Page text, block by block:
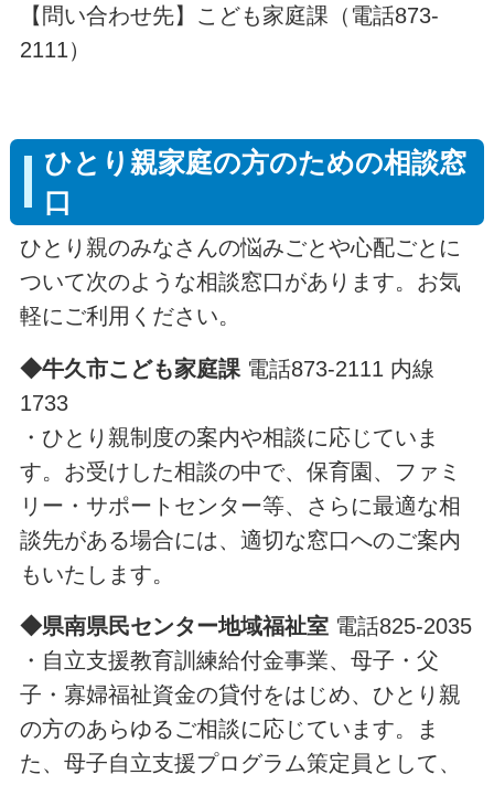
【問い合わせ先】こども家庭課（電話873-
2111）
ひとり親家庭の方のための相談窓
口
ひとり親のみなさんの悩みごとや心配ごとに
ついて次のような相談窓口があります。お気
軽にご利用ください。
◆牛久市こども家庭課 電話873-2111 内線
1733
・ひとり親制度の案内や相談に応じていま
す。お受けした相談の中で、保育園、ファミ
リー・サポートセンター等、さらに最適な相
談先がある場合には、適切な窓口へのご案内
もいたします。
◆県南県民センター地域福祉室 電話825-2035
・自立支援教育訓練給付金事業、母子・父
子・寡婦福祉資金の貸付をはじめ、ひとり親
の方のあらゆるご相談に応じています。ま
た、母子自立支援プログラム策定員として、